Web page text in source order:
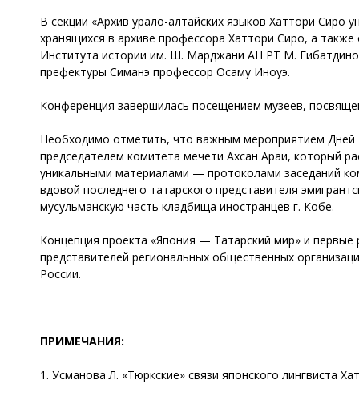
В секции «Архив урало-алтайских языков Хаттори Сиро
хранящихся в архиве профессора Хаттори Сиро, а также
Института истории им. Ш. Марджани АН РТ М.
префектуры Симанэ профессор Осаму Иноуэ.
Конференция завершилась посещением музеев,
Необходимо отметить, что важным мероприятием Дней
председателем комитета мечети Ахсан Араи, который
уникальными материалами — протоколами заседаний
вдовой последнего татарского представителя
мусульманскую часть кладбища иностранцев г. Кобе.
Концепция проекта «Япония — Татарский мир» и первые
представителей региональных общественных
России.
ПРИМЕЧАНИЯ:
1. Усманова Л. «Тюркские» связи японского лингвиста